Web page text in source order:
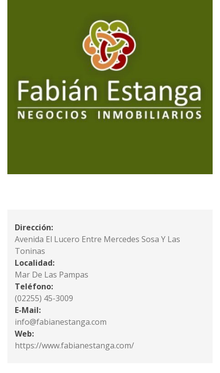
Dirección:
Avenida El Lucero Entre Mercedes Sosa Y Las
Toninas
Localidad:
Mar De Las Pampas
Teléfono:
(02255) 45-3009
E-Mail:
info@fabianestanga.com
Web:
https://www.fabianestanga.com/